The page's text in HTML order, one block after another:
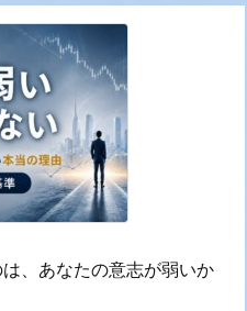
、あなたの意志が弱いか